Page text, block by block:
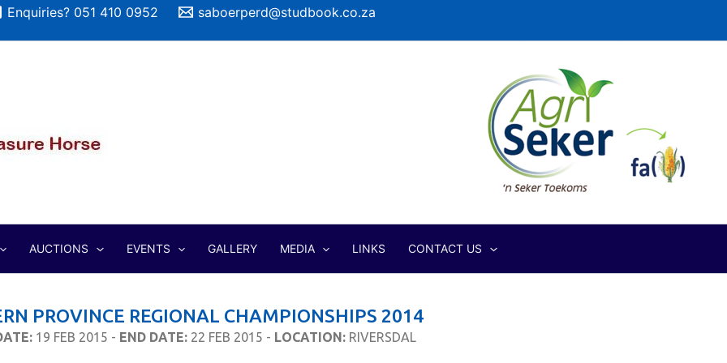
Enquiries? 051 410 0952 saboerperd@studbook.co.za
AUCTIONS EVENTS GALLERY MEDIA LINKS CONTACT US
PROVINCE REGIONAL CHAMPIONSHIPS 2014
19 FEB 2015 - END DATE:22 FEB 2015 - LOCATION:RIVERSDAL